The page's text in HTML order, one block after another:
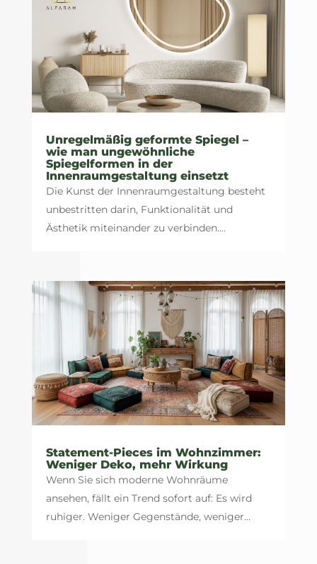
Unregelmäßig geformte Spiegel –
wie man ungewöhnliche
Spiegelformen in der
Innenraumgestaltung einsetzt
Die Kunst der Innenraumgestaltung besteht
unbestritten darin, Funktionalität und
Ästhetik miteinander zu verbinden....
Statement-Pieces im Wohnzimmer:
Weniger Deko, mehr Wirkung
Wenn Sie sich moderne Wohnräume
ansehen, fällt ein Trend sofort auf: Es wird
ruhiger. Weniger Gegenstände, weniger...